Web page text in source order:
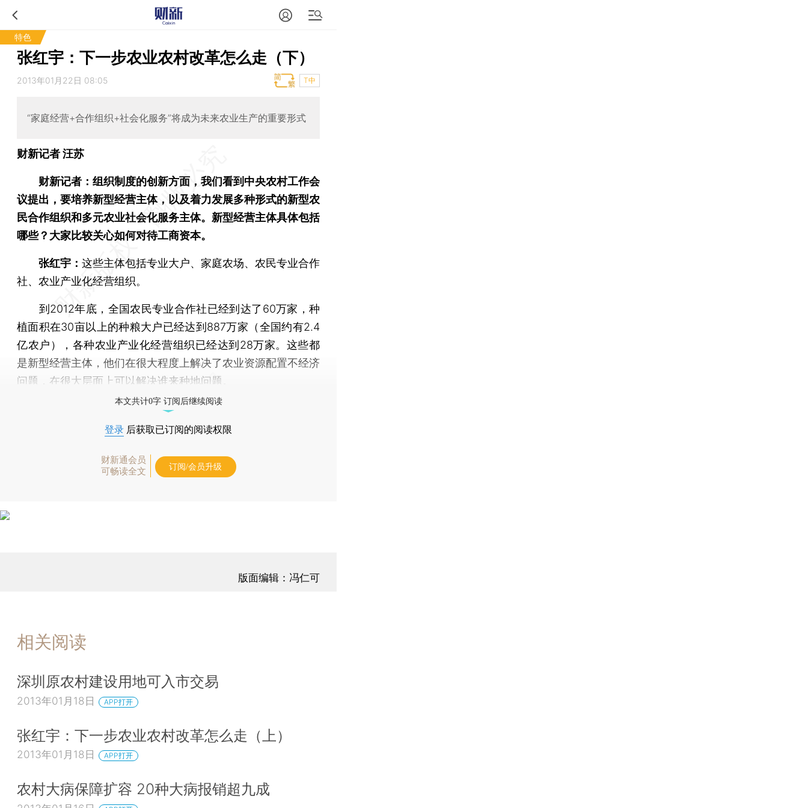
特色
张红宇：下一步农业农村改革怎么走（下）
2013年01月22日 08:05 T中
“家庭经营+合作组织+社会化服务”将成为未来农业生产的重要形式
财新记者 汪苏
财新记者：组织制度的创新方面，我们看到中央农村工作会
议提出，要培养新型经营主体，以及着力发展多种形式的新型农
民合作组织和多元农业社会化服务主体。新型经营主体具体包括
哪些？大家比较关心如何对待工商资本。
张红宇： 这些主体包括专业大户、家庭农场、农民专业合作
社、农业产业化经营组织。
到2012年底，全国农民专业合作社已经到达了60万家，种
植面积在30亩以上的种粮大户已经达到887万家（全国约有2.4
亿农户），各种农业产业化经营组织已经达到28万家。这些都
是新型经营主体，他们在很大程度上解决了农业资源配置不经济
问题，在很大层面上可以解决谁来种地问题。
本文共计0字 订阅后继续阅读
登录 后获取已订阅的阅读权限
财新通会员
可畅读全文
订阅/会员升级
版面编辑：冯仁可
相关阅读
深圳原农村建设用地可入市交易
2013年01月18日 APP打开
张红宇：下一步农业农村改革怎么走（上）
2013年01月18日 APP打开
农村大病保障扩容 20种大病报销超九成